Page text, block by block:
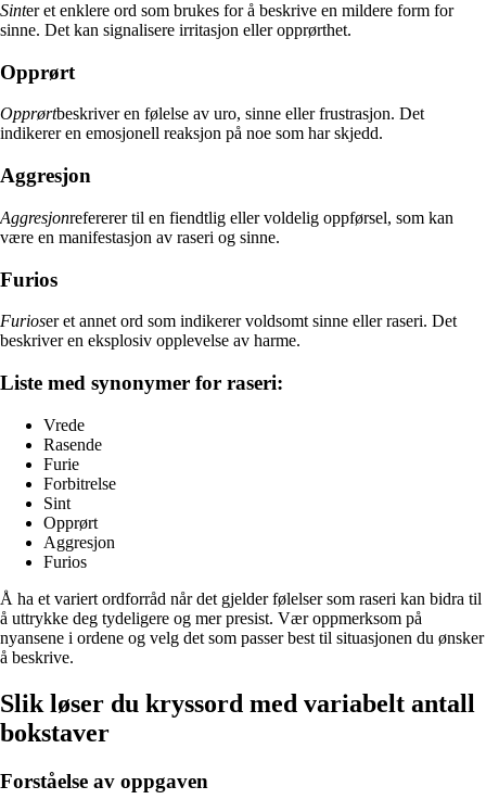
Sinter et enklere ord som brukes for å beskrive en mildere form for
sinne. Det kan signalisere irritasjon eller opprørthet.
Opprørt
Opprørtbeskriver en følelse av uro, sinne eller frustrasjon. Det
indikerer en emosjonell reaksjon på noe som har skjedd.
Aggresjon
Aggresjonrefererer til en fiendtlig eller voldelig oppførsel, som kan
være en manifestasjon av raseri og sinne.
Furios
Furioser et annet ord som indikerer voldsomt sinne eller raseri. Det
beskriver en eksplosiv opplevelse av harme.
Liste med synonymer for raseri:
Vrede
Rasende
Furie
Forbitrelse
Sint
Opprørt
Aggresjon
Furios
Å ha et variert ordforråd når det gjelder følelser som raseri kan bidra til
å uttrykke deg tydeligere og mer presist. Vær oppmerksom på
nyansene i ordene og velg det som passer best til situasjonen du ønsker
å beskrive.
Slik løser du kryssord med variabelt antall
bokstaver
Forståelse av oppgaven